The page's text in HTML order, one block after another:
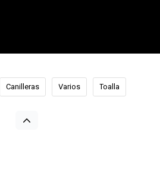
Canilleras Varios Toalla